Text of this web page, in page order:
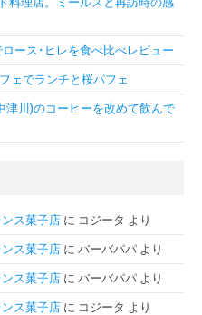
ース･ヒレを食べ比べレビュー
ェでランチと桜パフェ
津川)のコーヒーを改めて飲んで
ス菓子店 に コジータ より
ス菓子店 に バーバパパ より
ス菓子店 に バーバパパ より
ス菓子店 に コジータ より